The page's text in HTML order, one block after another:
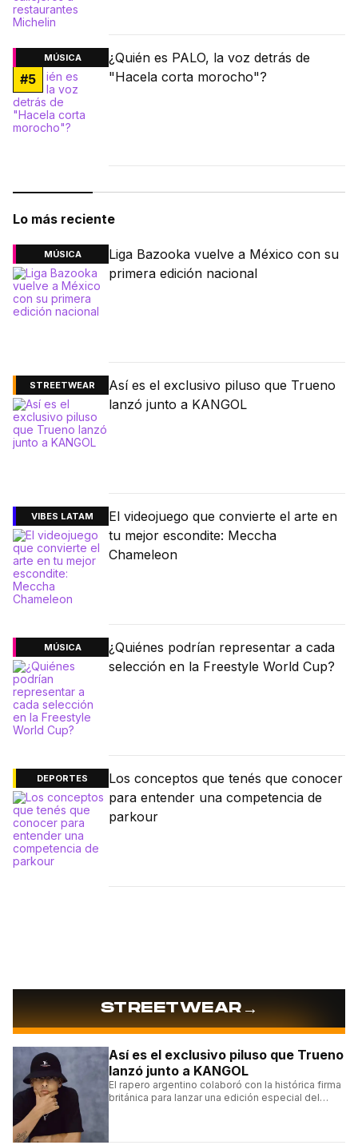
MÚSICA
#5
¿Quién es PALO, la voz detrás de
"Hacela corta morocho"?
Lo más reciente
MÚSICA
Liga Bazooka vuelve a México con su
primera edición nacional
STREETWEAR
Así es el exclusivo piluso que Trueno
lanzó junto a KANGOL
VIBES LATAM
El videojuego que convierte el arte en
tu mejor escondite: Meccha
Chameleon
MÚSICA
¿Quiénes podrían representar a cada
selección en la Freestyle World Cup?
DEPORTES
Los conceptos que tenés que conocer
para entender una competencia de
parkour
STREETWEAR→
Así es el exclusivo piluso que Trueno
lanzó junto a KANGOL
El rapero argentino colaboró con la histórica firma
británica para lanzar una edición especial del